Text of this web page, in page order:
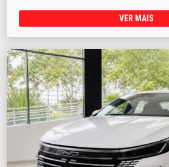
VER MAIS